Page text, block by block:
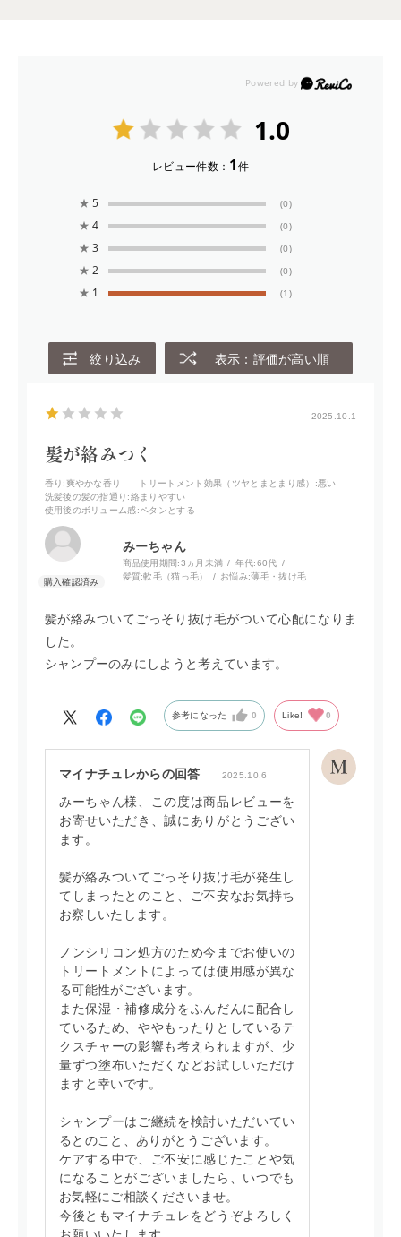
1.0
レビュー件数： 1件
★ 5 (0)
★ 4 (0)
★ 3 (0)
★ 2 (0)
★ 1 (1)
絞り込み 表示：評価が高い順
2025.10.1
髪が絡みつく
香り :爽やかな香り トリートメント効果（ツヤとまとまり感）
:悪い
洗髪後の髪の指通り :絡まりやすい
使用後のボリューム感:ペタンとする
みーちゃん
商品使用期間:3ヵ月未満 年代:60代
髪質:軟毛（猫っ毛） お悩み:薄毛・抜け毛
髪が絡みついてごっそり抜け毛がついて心配になりま
した。
シャンプーのみにしようと考えています。
参考になった 0 Like! 0
マイナチュレからの回答 2025.10.6
みーちゃん様、この度は商品レビューを
お寄せいただき、誠にありがとうござい
ます。
髪が絡みついてごっそり抜け毛が発生し
てしまったとのこと、ご不安なお気持ち
お察しいたします。
ノンシリコン処方のため今までお使いの
トリートメントによっては使用感が異な
る可能性がございます。
また保湿・補修成分をふんだんに配合し
ているため、ややもったりとしているテ
クスチャーの影響も考えられますが、少
量ずつ塗布いただくなどお試しいただけ
ますと幸いです。
シャンプーはご継続を検討いただいてい
るとのこと、ありがとうございます。
ケアする中で、ご不安に感じたことや気
になることがございましたら、いつでも
お気軽にご相談くださいませ。
今後ともマイナチュレをどうぞよろしく